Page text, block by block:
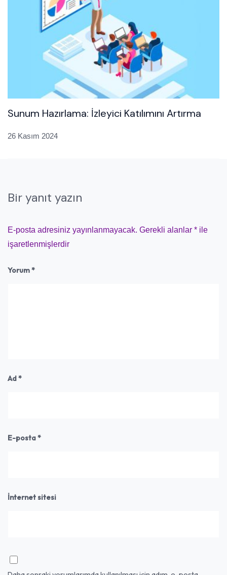
Sunum Hazırlama: İzleyici Katılımını Artırma
26 Kasım 2024
Bir yanıt yazın
E-posta adresiniz yayınlanmayacak. Gerekli alanlar * ile
işaretlenmişlerdir
Yorum*
Ad*
E-posta*
İnternet sitesi